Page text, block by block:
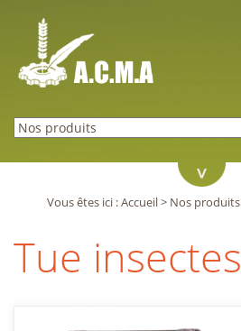
Vous êtes ici :Accueil> Nos produits
Tue insectes